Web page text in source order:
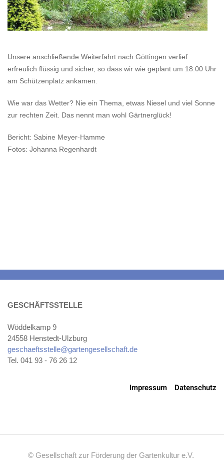
Unsere anschließende Weiterfahrt nach Göttingen verlief
erfreulich flüssig und sicher, so dass wir wie geplant um 18:00 Uhr
am Schützenplatz ankamen.
Wie war das Wetter? Nie ein Thema, etwas Niesel und viel Sonne
zur rechten Zeit. Das nennt man wohl Gärtnerglück!
Bericht: Sabine Meyer-Hamme
Fotos: Johanna Regenhardt
GESCHÄFTSSTELLE
Wöddelkamp 9
24558 Henstedt-Ulzburg
geschaeftsstelle@gartengesellschaft.de
Tel. 041 93 - 76 26 12
Impressum Datenschutz
© Gesellschaft zur Förderung der Gartenkultur e.V.